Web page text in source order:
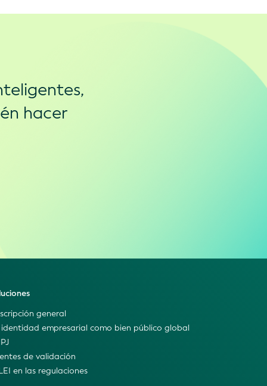
hacer
general
empresarial como bien público global
de validación
en las regulaciones